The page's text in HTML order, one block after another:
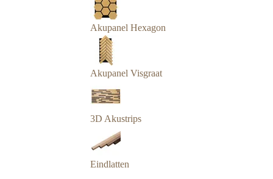
Akupanel Hexagon
Akupanel Visgraat
3D Akustrips
Eindlatten